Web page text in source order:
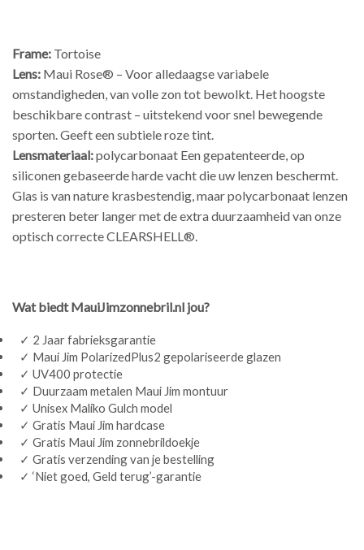
Frame: Tortoise
Lens: Maui Rose® – Voor alledaagse variabele
omstandigheden, van volle zon tot bewolkt. Het hoogste
beschikbare contrast – uitstekend voor snel bewegende
sporten. Geeft een subtiele roze tint.
Lensmateriaal:polycarbonaat Een gepatenteerde, op
siliconen gebaseerde harde vacht die uw lenzen beschermt.
Glas is van nature krasbestendig, maar polycarbonaat lenzen
presteren beter langer met de extra duurzaamheid van onze
optisch correcte CLEARSHELL®.
Wat biedt MauiJimzonnebril.nl jou?
✓ 2 Jaar fabrieksgarantie
✓ Maui Jim PolarizedPlus2 gepolariseerde glazen
✓ UV400 protectie
✓ Duurzaam metalen Maui Jim montuur
✓ Unisex Maliko Gulch model
✓ Gratis Maui Jim hardcase
✓ Gratis Maui Jim zonnebrildoekje
✓ Gratis verzending van je bestelling
✓ ‘Niet goed, Geld terug’-garantie